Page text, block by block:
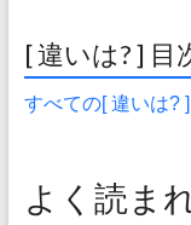
[ 違いは? ] 目
すべての[ 違いは? ]
よく読ま